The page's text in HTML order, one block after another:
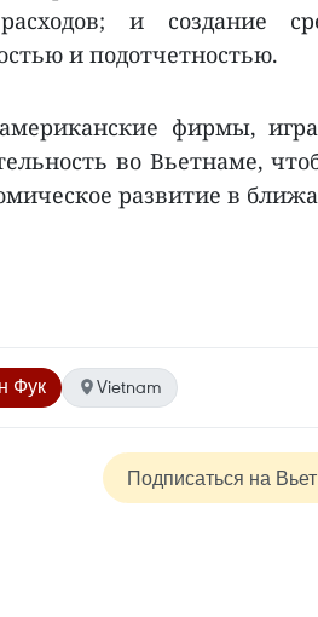
и создание
и подотчетностью.
фирмы,
во Вьетнаме,
развитие в
Фук Vietnam
Подписаться на